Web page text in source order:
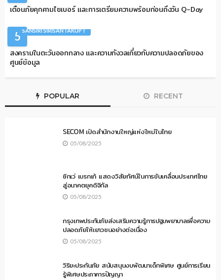
เตือนภัยคุกคามไซเบอร์ และการเตรียมความพร้อมก่อนถึงวัน Q-Day
5 SANSIRI SIRISANTAKUPT
สงครามในตะวันออกกลาง และความกังวลเกี่ยวกับความปลอดภัยของ
ศูนย์ข้อมูล
POPULAR RECENT
SECOM เปิดสำนักงานใหญ่แห่งใหม่ในไทย
05/08/2025
ซิกเว่ เบรกเก้ แสดงวิสัยทัศน์ในการขับเคลื่อนประเทศไทย
สู่อนาคตยุคดิจิทัล
05/08/2025
กรุงเทพประกันภัยส่งเสริมความรู้การปฐมพยาบาลเพื่อความ
ปลอดภัยให้เยาวชนอย่างต่อเนื่อง
05/08/2025
วิริยะประกันภัย สนับสนุนงบพัฒนาเด็กพิเศษ ศูนย์การเรียน
รู้พิเศษประภาคารปัญญา